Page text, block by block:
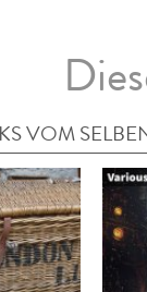
VOM